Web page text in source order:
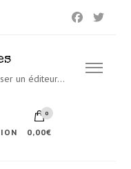
un éditeur…
0
0,00€